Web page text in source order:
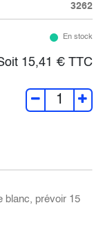
3262
En stock
15,41 € TTC
blanc, prévoir 15